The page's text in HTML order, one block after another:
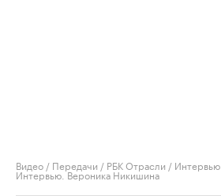
Видео / Передачи / РБК Отрасли / Интервью
Интервью. Вероника Никишина